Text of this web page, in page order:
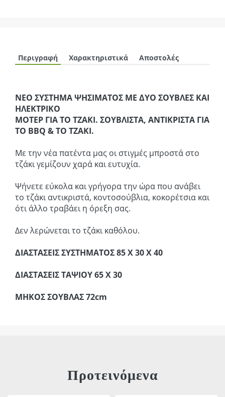
Περιγραφή Χαρακτηριστικά Αποστολές
ΝΕΟ ΣΥΣΤΗΜΑ ΨΗΣΙΜΑΤΟΣ ΜΕ ΔΥΟ ΣΟΥΒΛΕΣ ΚΑΙ
ΗΛΕΚΤΡΙΚΟ
ΜΟΤΕΡ ΓΙΑ ΤΟ ΤΖΑΚΙ. ΣΟΥΒΛΙΣΤΑ, ΑΝΤΙΚΡΙΣΤΑ ΓΙΑ
ΤΟ BBQ & TO TZAKI.
Με την νέα πατέντα μας οι στιγμές μπροστά στο
τζάκι γεμίζουν χαρά και ευτυχία.
Ψήνετε εύκολα και γρήγορα την ώρα που ανάβει
το τζάκι αντικριστά, κοντοσούβλια, κοκορέτσια και
ότι άλλο τραβάει η όρεξη σας.
Δεν λερώνεται το τζάκι καθόλου.
ΔΙΑΣΤΑΣΕΙΣ ΣΥΣΤΗΜΑΤΟΣ 85 Χ 30 Χ 40
ΔΙΑΣΤΑΣΕΙΣ ΤΑΨΙΟΥ 65 Χ 30
ΜΗΚΟΣ ΣΟΥΒΛΑΣ 72cm
Προτεινόμενα